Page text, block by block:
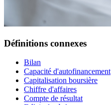
Définitions connexes
Bilan
Capacité d'autofinancement
Capitalisation boursière
Chiffre d'affaires
Compte de résultat